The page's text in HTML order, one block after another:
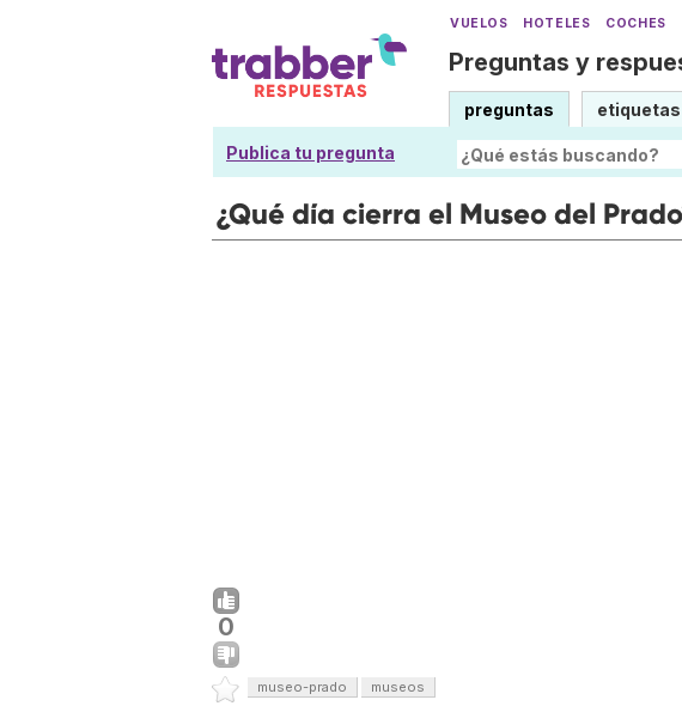
VUELOS HOTELES COCHES
Preguntas y
preguntas etiquetas
Publica tu pregunta
¿Qué día cierra el Museo del
0
museo-prado museos